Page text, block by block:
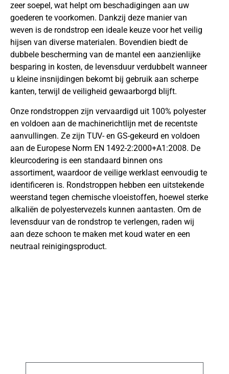
zeer soepel, wat helpt om beschadigingen aan uw
goederen te voorkomen. Dankzij deze manier van
weven is de rondstrop een ideale keuze voor het veilig
hijsen van diverse materialen. Bovendien biedt de
dubbele bescherming van de mantel een aanzienlijke
besparing in kosten, de levensduur verdubbelt wanneer
u kleine insnijdingen bekomt bij gebruik aan scherpe
kanten, terwijl de veiligheid gewaarborgd blijft.
Onze rondstroppen zijn vervaardigd uit 100% polyester
en voldoen aan de machinerichtlijn met de recentste
aanvullingen. Ze zijn TUV- en GS-gekeurd en voldoen
aan de Europese Norm EN 1492-2:2000+A1:2008. De
kleurcodering is een standaard binnen ons
assortiment, waardoor de veilige werklast eenvoudig te
identificeren is. Rondstroppen hebben een uitstekende
weerstand tegen chemische vloeistoffen, hoewel sterke
alkaliën de polyestervezels kunnen aantasten. Om de
levensduur van de rondstrop te verlengen, raden wij
aan deze schoon te maken met koud water en een
neutraal reinigingsproduct.